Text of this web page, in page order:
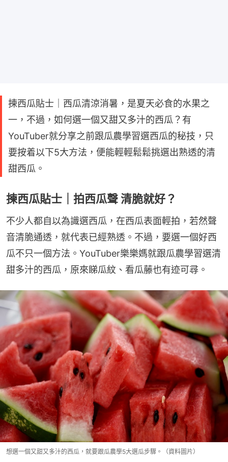
揀西瓜貼士｜西瓜清涼消暑，是夏天必食的水果之
一，不過，如何選一個又甜又多汁的西瓜？有
YouTuber就分享之前跟瓜農學習選西瓜的秘技，只
要按着以下5大方法，便能輕輕鬆鬆挑選出熟透的清
甜西瓜。
揀西瓜貼士｜拍西瓜聲 清脆就好？
不少人都自以為識選西瓜，在西瓜表面輕拍，若然聲
音清脆通透，就代表已經熟透。不過，要選一個好西
瓜不只一個方法。YouTuber樂樂媽就跟瓜農學習選清
甜多汁的西瓜，原來睇瓜紋、看瓜藤也有迹可尋。
想選一個又甜又多汁的西瓜，就要跟瓜農學5大選瓜步驟。（資料圖片）